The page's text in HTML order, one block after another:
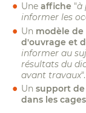
Uneaffiche "à
informer les
Un modèle
d'ouvrage et
informer au
résultats du
avant travaux".
Unsupport
dans les